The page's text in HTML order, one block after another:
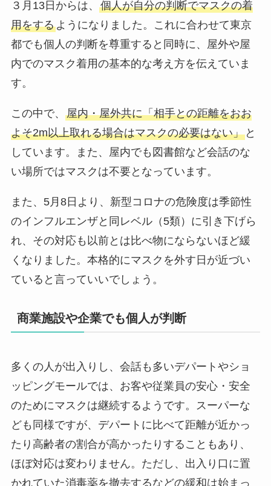
３月13日からは、 個人が自分の判断でマスクの着
用をするようになりました。これに合わせて東京
都でも個人の判断を尊重すると同時に、屋外や屋
内でのマスク着用の基本的な考え方を伝えていま
す。
この中で、 屋内・屋外共に「相手との距離をおお
よそ2m以上取れる場合はマスクの必要はない」と
しています。また、屋内でも図書館など会話のな
い場所ではマスクは不要となっています。
また、5月8日より、新型コロナの危険度は季節性
のインフルエンザと同レベル（5類）に引き下げら
れ、その対応も以前とは比べ物にならないほど緩
くなりました。本格的にマスクを外す日が近づい
ていると言っていいでしょう。
商業施設や企業でも個人が判断
多くの人が出入りし、会話も多いデパートやショ
ッピングモールでは、お客や従業員の安心・安全
のためにマスクは継続するようです。スーパーな
ども同様ですが、デパートに比べて距離が近かっ
たり高齢者の割合が高かったりすることもあり、
ほぼ対応は変わりません。ただし、出入り口に置
かれていた消毒薬を撤去するなどの緩和は始まっ